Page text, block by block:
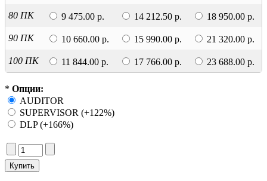
80 ПК 9 475.00 р. 14 212.50 р. 18 950.00 р.
90 ПК 10 660.00 р. 15 990.00 р. 21 320.00 р.
100 ПК 11 844.00 р. 17 766.00 р. 23 688.00 р.
* Опции:
AUDITOR
SUPERVISOR (+122%)
DLP (+166%)